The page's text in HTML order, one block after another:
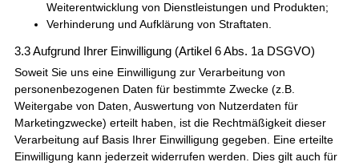
Weiterentwicklung von Dienstleistungen und Produkten;
Verhinderung und Aufklärung von Straftaten.
3.3 Aufgrund Ihrer Einwilligung (Artikel 6 Abs. 1a DSGVO)
Soweit Sie uns eine Einwilligung zur Verarbeitung von
personenbezogenen Daten für bestimmte Zwecke (z.B.
Weitergabe von Daten, Auswertung von Nutzerdaten für
Marketingzwecke) erteilt haben, ist die Rechtmäßigkeit dieser
Verarbeitung auf Basis Ihrer Einwilligung gegeben. Eine erteilte
Einwilligung kann jederzeit widerrufen werden. Dies gilt auch für